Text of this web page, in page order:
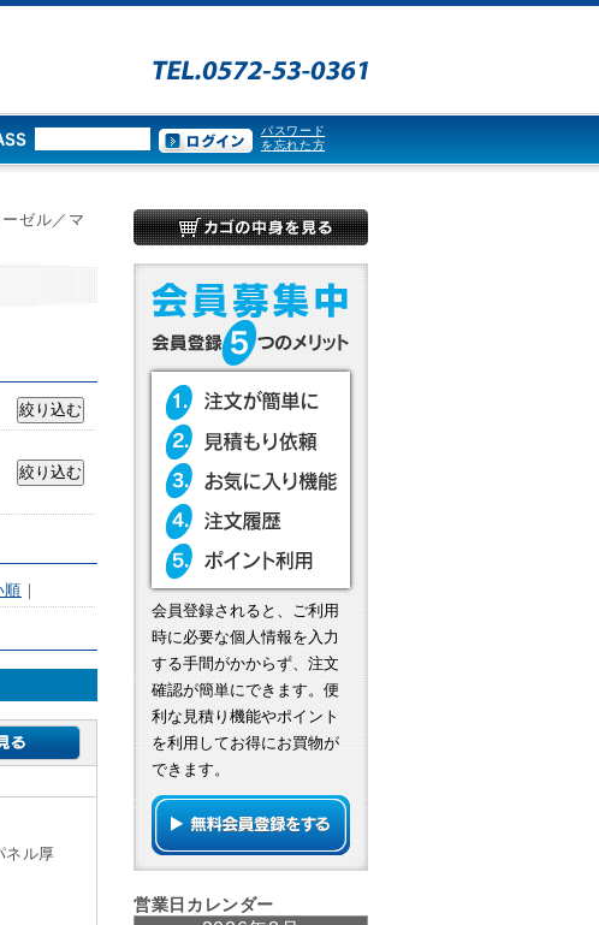
パスワード
を忘れた方
ゼル／マ
順 ｜
ル厚
会員登録されると、ご利用
時に必要な個人情報を入力
する手間がかからず、注文
確認が簡単にできます。便
利な見積り機能やポイント
を利用してお得にお買物が
できます。